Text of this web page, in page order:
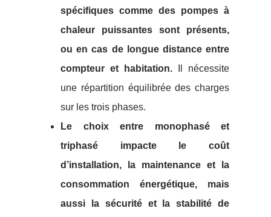
spécifiques comme des pompes à
chaleur puissantes sont présents,
ou en cas de longue distance entre
compteur et habitation. Il nécessite
une répartition équilibrée des charges
sur les trois phases.
Le choix entre monophasé et
triphasé impacte le coût
d’installation, la maintenance et la
consommation énergétique, mais
aussi la sécurité et la stabilité de